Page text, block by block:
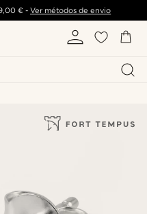
€- Ver métodos de envio